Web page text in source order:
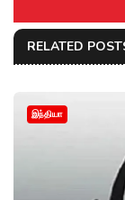
RELATED
இந்தியா